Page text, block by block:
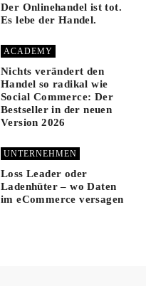
Der Onlinehandel ist tot.
Es lebe der Handel.
ACADEMY
Nichts verändert den
Handel so radikal wie
Social Commerce: Der
Bestseller in der neuen
Version 2026
UNTERNEHMEN
Loss Leader oder
Ladenhüter – wo Daten
im eCommerce versagen